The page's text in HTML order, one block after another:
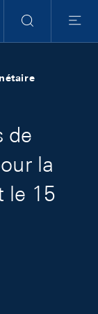
RechercheMenu
de
la
le 15